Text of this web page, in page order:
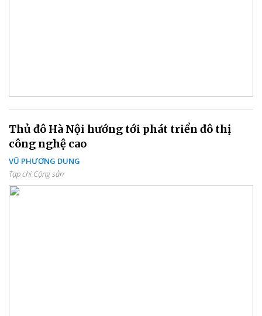
Thủ đô Hà Nội hướng tới phát triển đô thị
công nghệ cao
VŨ PHƯƠNG DUNG
Tạp chí Cộng sản